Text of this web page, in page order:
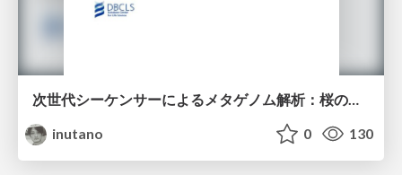
次世代シーケンサーによるメタゲノム解析：桜の花びらに付着した環境DNAを解析する
inutano
0 130